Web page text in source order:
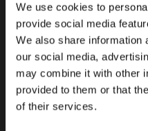
We use cookies to
provide social media
We also share information
our social media,
may combine it with other
provided to them or that
of their services.
福禄酒楼共有三层装饰优
百多人就餐。以烹饪川菜
盛名，曾多次登上阿姆
More
Reservations website: